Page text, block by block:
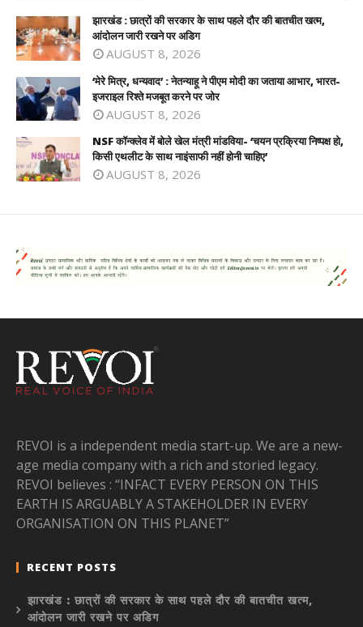
झारखंड : छात्रों की सरकार के साथ पहले दौर की बातचीत खत्म,
आंदोलन जारी रखने पर अडिग
AUGUST 8, 2026
‘मेरे मित्र, धन्यवाद’ : नेतन्याहू ने पीएम मोदी का जताया आभार, भारत-
इजराइल रिश्ते मजबूत करने पर जोर
AUGUST 8, 2026
NSF कॉन्क्लेव में बोले खेल मंत्री मांडविया- ‘चयन प्रक्रिया निष्पक्ष हो,
किसी एथलीट के साथ नाइंसाफी नहीं होनी चाहिए’
AUGUST 8, 2026
REVOI is a independent media start-up. We are a new-
age media company with a rich and storied legacy.
REVOI believes : “INFACT EVERY PERSON ON THIS
EARTH IS ARGUABLY A STAKEHOLDER IN EVERY
ORGANISATION ON THIS PLANET”
RECENT POSTS
झारखंड : छात्रों की सरकार के साथ पहले दौर की बातचीत खत्म,
आंदोलन जारी रखने पर अडिग